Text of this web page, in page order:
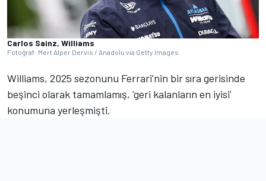
Carlos Sainz, Williams
Fotoğraf: Mert Alper Dervis / Anadolu via Getty Images
Williams, 2025 sezonunu Ferrari'nin bir sıra gerisinde
beşinci olarak tamamlamış, 'geri kalanların en iyisi'
konumuna yerleşmişti.